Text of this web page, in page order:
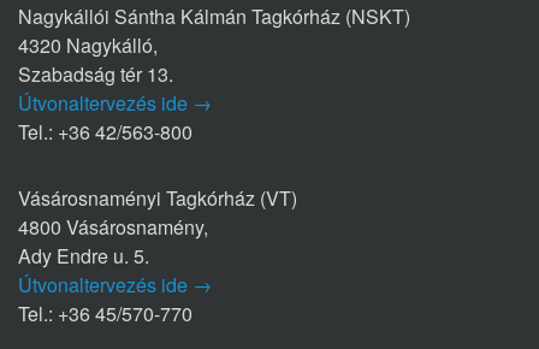
Nagykállói Sántha Kálmán Tagkórház (NSKT)
4320 Nagykálló,
Szabadság tér 13.
Útvonaltervezés ide →
Tel.: +36 42/563-800
Vásárosnaményi Tagkórház (VT)
4800 Vásárosnamény,
Ady Endre u. 5.
Útvonaltervezés ide →
Tel.: +36 45/570-770